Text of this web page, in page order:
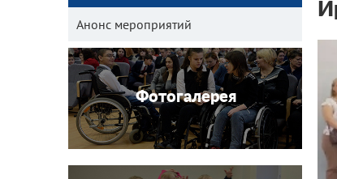
Анонс мероприятий
Фотогалерея